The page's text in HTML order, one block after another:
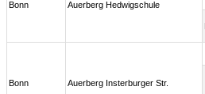
Bonn Auerberg Hedwigschule
Bonn Auerberg Insterburger Str.